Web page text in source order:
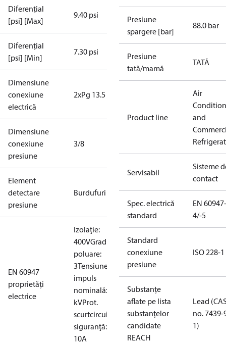
Diferențial
[psi] [Max]
9.40 psi
Diferențial
[psi] [Min]
7.30 psi
Dimensiune
conexiune
electrică
2xPg 13.5
Dimensiune
conexiune
presiune
3/8
Element
detectare
presiune
Burdufuri
EN 60947
proprietăți
electrice
Izolaţie:
400VGrad de
poluare:
3Tensiune de
impuls
nominală: 4
kVProt.
scurtcircuit,
siguranţă:
10A
Presiune
spargere [bar]
88.0 bar
Presiune
tată/mamă
TATĂ
Product line
Air
and
Servisabil
Sisteme
contact
Spec. electrică
standard
EN 60947-
4/-5
Standard
conexiune
presiune
ISO 228-1
Substanțe
aflate pe lista
substanțelor
candidate
REACH
Lead
no. 7439-
1)